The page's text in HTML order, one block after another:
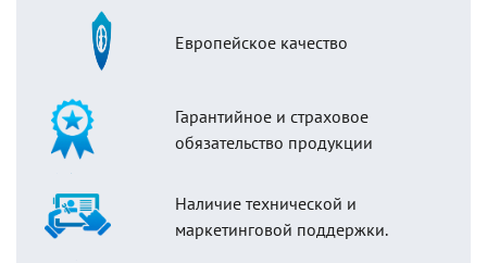
Европейское качество
Гарантийное и страховое
обязательство продукции
Наличие технической и
маркетинговой поддержки.